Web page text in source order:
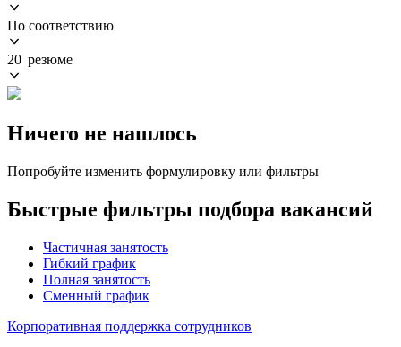
По соответствию
20 резюме
Ничего не нашлось
Попробуйте изменить формулировку или фильтры
Быстрые фильтры подбора вакансий
Частичная занятость
Гибкий график
Полная занятость
Сменный график
Корпоративная поддержка сотрудников